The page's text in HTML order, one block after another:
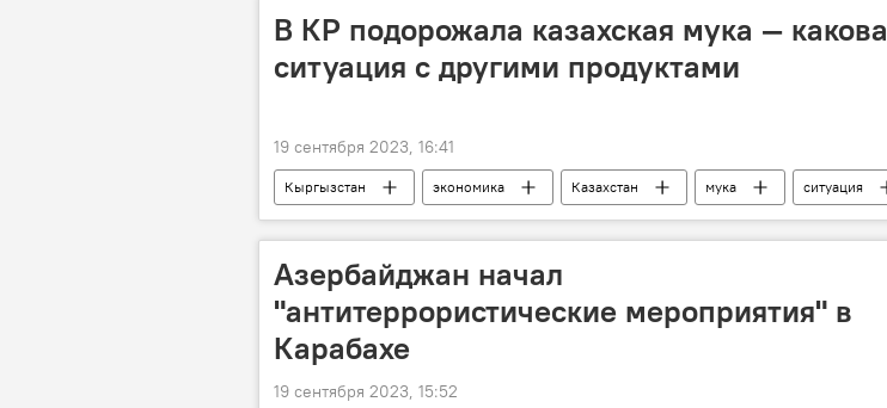
В КР подорожала казахская мука — какова
ситуация с другими продуктами
19 сентября 2023, 16:41
Кыргызстан экономика Казахстан мука
ситуация
продовольственная безопасность
Азербайджан начал
"антитеррористические мероприятия" в
Карабахе
19 сентября 2023, 15:52